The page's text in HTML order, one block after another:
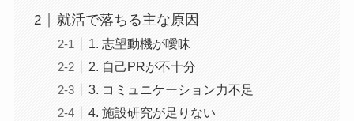
就活で落ちる主な原因
1. 志望動機が曖昧
2. 自己PRが不十分
3. コミュニケーション力不足
4. 施設研究が足りない